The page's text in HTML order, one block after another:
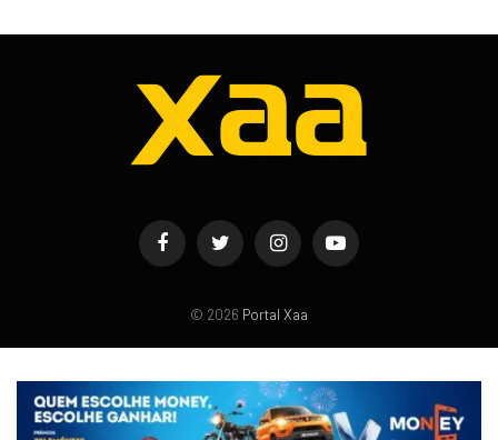
FacebookTwitter InstagramYouTube
© 2026 Portal Xaa